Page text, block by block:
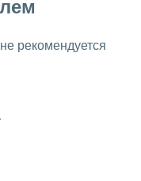
рекомендуется